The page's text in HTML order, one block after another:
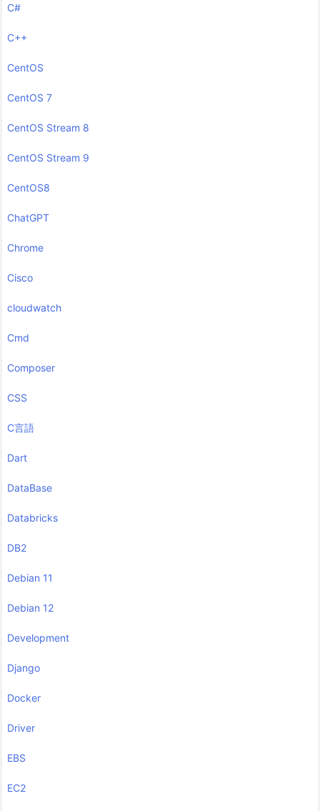
C#
C++
CentOS
CentOS 7
CentOS Stream 8
CentOS Stream 9
CentOS8
ChatGPT
Chrome
Cisco
cloudwatch
Cmd
Composer
CSS
C言語
Dart
DataBase
Databricks
DB2
Debian 11
Debian 12
Development
Django
Docker
Driver
EBS
EC2